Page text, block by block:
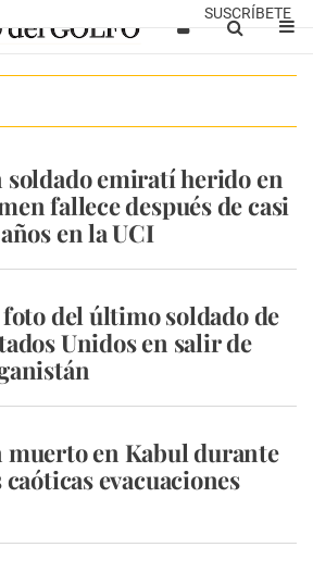
SUSCRÍBETE
soldado emiratí herido en
fallece después de casi
en la UCI
foto del último soldado de
Unidos en salir de
muerto en Kabul durante
caóticas evacuaciones